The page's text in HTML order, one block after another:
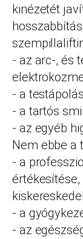
kinézetét
- az arc-, és
- a
- a tartós
- az egyéb
Nem ebbe a
- a
értékesítése,
- a
- az